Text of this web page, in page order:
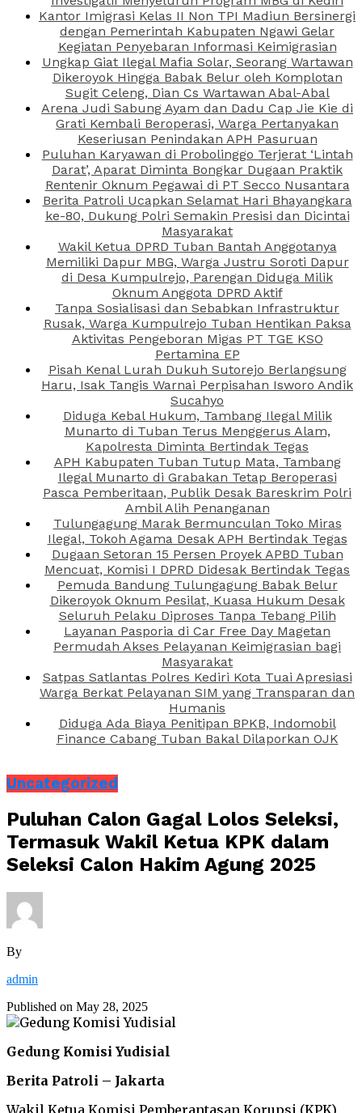
Kantor Imigrasi Kelas II Non TPI Madiun Bersinergi
dengan Pemerintah Kabupaten Ngawi Gelar
Kegiatan Penyebaran Informasi Keimigrasian
Ungkap Giat Ilegal Mafia Solar, Seorang Wartawan
Dikeroyok Hingga Babak Belur oleh Komplotan
Sugit Celeng, Dian Cs Wartawan Abal-Abal
Arena Judi Sabung Ayam dan Dadu Cap Jie Kie di
Grati Kembali Beroperasi, Warga Pertanyakan
Keseriusan Penindakan APH Pasuruan
Puluhan Karyawan di Probolinggo Terjerat ‘Lintah
Darat’, Aparat Diminta Bongkar Dugaan Praktik
Rentenir Oknum Pegawai di PT Secco Nusantara
Berita Patroli Ucapkan Selamat Hari Bhayangkara
ke-80, Dukung Polri Semakin Presisi dan Dicintai
Masyarakat
Wakil Ketua DPRD Tuban Bantah Anggotanya
Memiliki Dapur MBG, Warga Justru Soroti Dapur
di Desa Kumpulrejo, Parengan Diduga Milik
Oknum Anggota DPRD Aktif
Tanpa Sosialisasi dan Sebabkan Infrastruktur
Rusak, Warga Kumpulrejo Tuban Hentikan Paksa
Aktivitas Pengeboran Migas PT TGE KSO
Pertamina EP
Pisah Kenal Lurah Dukuh Sutorejo Berlangsung
Haru, Isak Tangis Warnai Perpisahan Isworo Andik
Sucahyo
Diduga Kebal Hukum, Tambang Ilegal Milik
Munarto di Tuban Terus Menggerus Alam,
Kapolresta Diminta Bertindak Tegas
APH Kabupaten Tuban Tutup Mata, Tambang
Ilegal Munarto di Grabakan Tetap Beroperasi
Pasca Pemberitaan, Publik Desak Bareskrim Polri
Ambil Alih Penanganan
Tulungagung Marak Bermunculan Toko Miras
Ilegal, Tokoh Agama Desak APH Bertindak Tegas
Dugaan Setoran 15 Persen Proyek APBD Tuban
Mencuat, Komisi I DPRD Didesak Bertindak Tegas
Pemuda Bandung Tulungagung Babak Belur
Dikeroyok Oknum Pesilat, Kuasa Hukum Desak
Seluruh Pelaku Diproses Tanpa Tebang Pilih
Layanan Pasporia di Car Free Day Magetan
Permudah Akses Pelayanan Keimigrasian bagi
Masyarakat
Satpas Satlantas Polres Kediri Kota Tuai Apresiasi
Warga Berkat Pelayanan SIM yang Transparan dan
Humanis
Diduga Ada Biaya Penitipan BPKB, Indomobil
Finance Cabang Tuban Bakal Dilaporkan OJK
Uncategorized
Puluhan Calon Gagal Lolos Seleksi,
Termasuk Wakil Ketua KPK dalam
Seleksi Calon Hakim Agung 2025
By
admin
Published on May 28, 2025
Gedung Komisi Yudisial
Berita Patroli – Jakarta